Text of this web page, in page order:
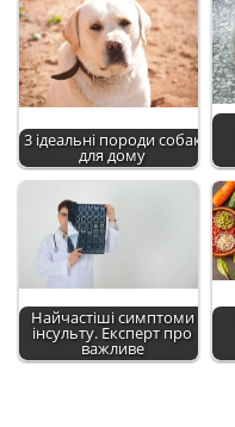
3 ідеальні породи собак
для дому
Найчастіші симптоми
інсульту. Експерт про
важливе